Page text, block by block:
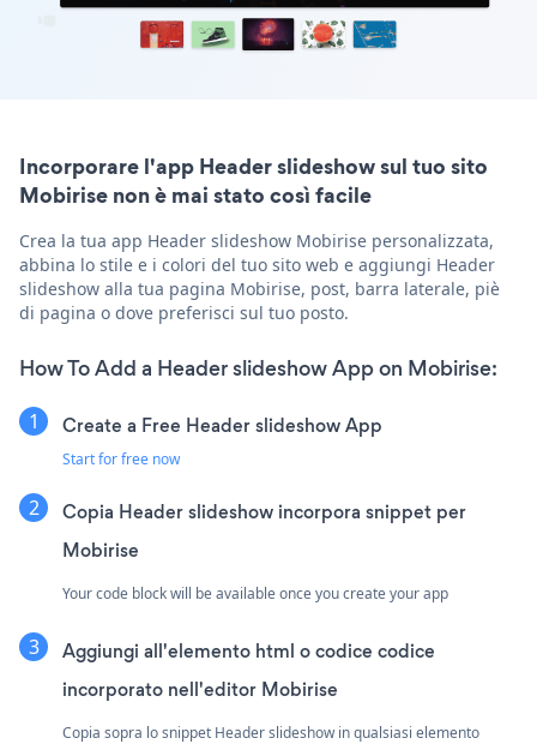
Incorporare l'app Header slideshow sul tuo sito
Mobirise non è mai stato così facile
Crea la tua app Header slideshow Mobirise personalizzata,
abbina lo stile e i colori del tuo sito web e aggiungi Header
slideshow alla tua pagina Mobirise, post, barra laterale, piè
di pagina o dove preferisci sul tuo posto.
How To Add a Header slideshow App on Mobirise:
Create a Free Header slideshow App
Start for free now
Copia Header slideshow incorpora snippet per
Mobirise
Your code block will be available once you create your app
Aggiungi all'elemento html o codice codice
incorporato nell'editor Mobirise
Copia sopra lo snippet Header slideshow in qualsiasi elemento